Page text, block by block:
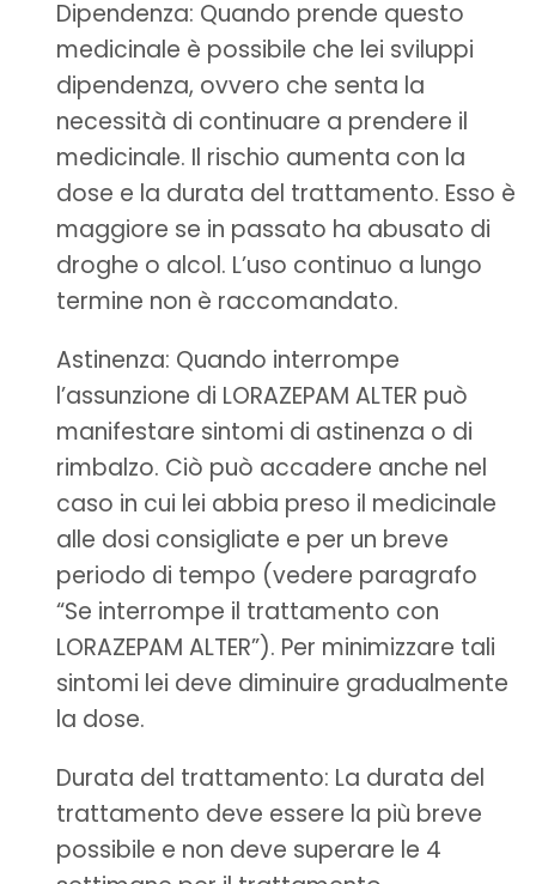
Dipendenza: Quando prende questo
medicinale è possibile che lei sviluppi
dipendenza, ovvero che senta la
necessità di continuare a prendere il
medicinale. Il rischio aumenta con la
dose e la durata del trattamento. Esso è
maggiore se in passato ha abusato di
droghe o alcol. L’uso continuo a lungo
termine non è raccomandato.
Astinenza: Quando interrompe
l’assunzione di LORAZEPAM ALTER può
manifestare sintomi di astinenza o di
rimbalzo. Ciò può accadere anche nel
caso in cui lei abbia preso il medicinale
alle dosi consigliate e per un breve
periodo di tempo (vedere paragrafo
“Se interrompe il trattamento con
LORAZEPAM ALTER”). Per minimizzare tali
sintomi lei deve diminuire gradualmente
la dose.
Durata del trattamento: La durata del
trattamento deve essere la più breve
possibile e non deve superare le 4